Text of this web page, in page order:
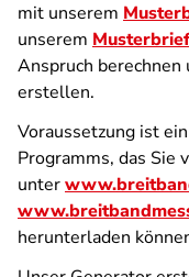
mit unserem
unserem
Anspruch
erstellen.
Voraussetzung ist
Programms, das Sie
unter
herunterladen